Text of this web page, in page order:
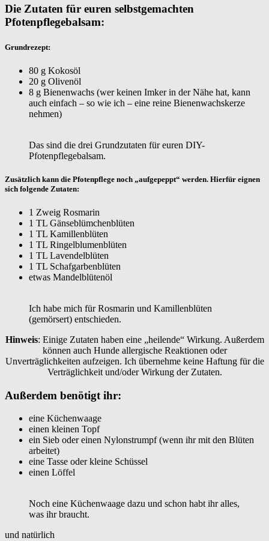
Die Zutaten für euren selbstgemachten
Pfotenpflegebalsam:
Grundrezept:
80 g Kokosöl
20 g Olivenöl
8 g Bienenwachs (wer keinen Imker in der Nähe hat, kann
auch einfach – so wie ich – eine reine Bienenwachskerze
nehmen)
Das sind die drei Grundzutaten für euren DIY-
Pfotenpflegebalsam.
Zusätzlich kann die Pfotenpflege noch „aufgepeppt“ werden. Hierfür eignen
sich folgende Zutaten:
1 Zweig Rosmarin
1 TL Gänseblümchenblüten
1 TL Kamillenblüten
1 TL Ringelblumenblüten
1 TL Lavendelblüten
1 TL Schafgarbenblüten
etwas Mandelblütenöl
Ich habe mich für Rosmarin und Kamillenblüten
(gemörsert) entschieden.
Hinweis: Einige Zutaten haben eine „heilende“ Wirkung. Außerdem
können auch Hunde allergische Reaktionen oder
Unverträglichkeiten aufzeigen. Ich übernehme keine Haftung für die
Verträglichkeit und/oder Wirkung der Zutaten.
Außerdem benötigt ihr:
eine Küchenwaage
einen kleinen Topf
ein Sieb oder einen Nylonstrumpf (wenn ihr mit den Blüten
arbeitet)
eine Tasse oder kleine Schüssel
einen Löffel
Noch eine Küchenwaage dazu und schon habt ihr alles,
was ihr braucht.
und natürlich